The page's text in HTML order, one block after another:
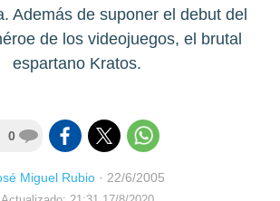
Además de suponer el debut del
de los videojuegos, el brutal
espartano Kratos.
0
Miguel Rubio · 22/6/2005